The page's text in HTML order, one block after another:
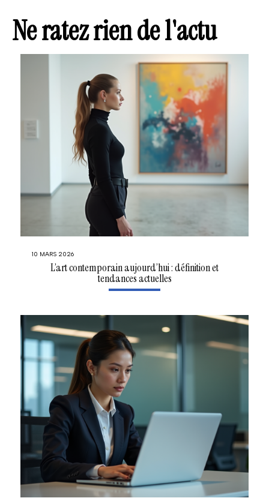
Ne ratez rien de l'actu
10 MARS 2026
L’art contemporain aujourd’hui : définition et
tendances actuelles